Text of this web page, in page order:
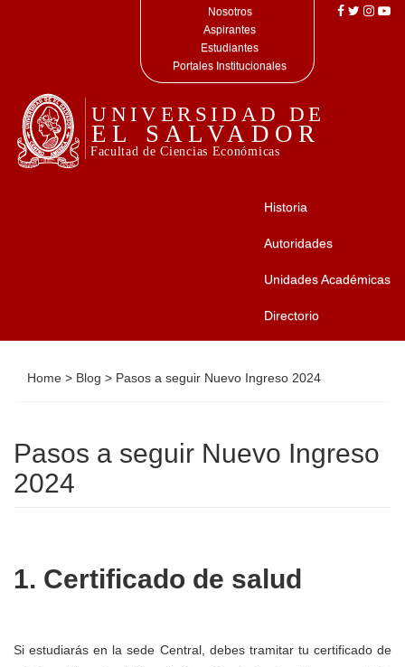
Nosotros
Aspirantes
Estudiantes
Portales Institucionales
Historia
Autoridades
Unidades Académicas
Directorio
Home > Blog > Pasos a seguir Nuevo Ingreso 2024
Pasos a seguir Nuevo Ingreso
2024
1. Certificado de salud
Si estudiarás en la sede Central, debes tramitar tu certificado de